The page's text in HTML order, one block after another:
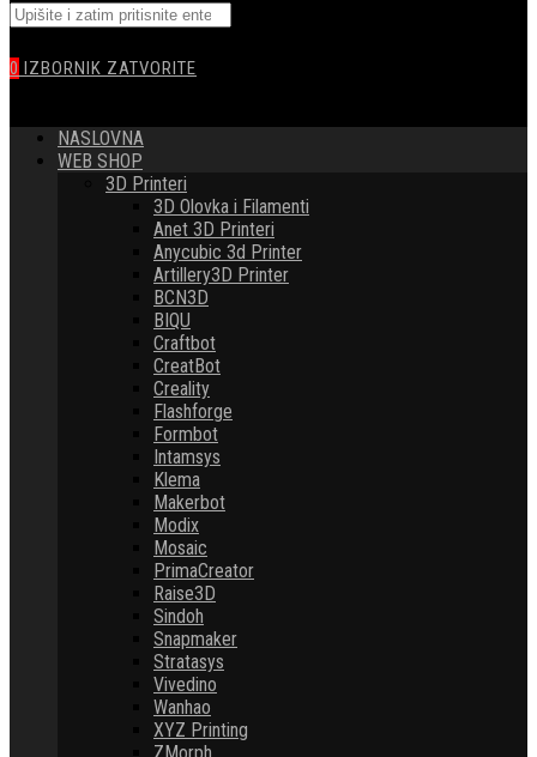
WEBSITE
Pretražite
ovu
web
stranicu
0 IZBORNIK ZATVORITE
NASLOVNA
WEB SHOP
3D Printeri
3D Olovka i Filamenti
Anet 3D Printeri
Anycubic 3d Printer
Artillery3D Printer
BCN3D
BIQU
Craftbot
CreatBot
Creality
Flashforge
Formbot
Intamsys
Klema
Makerbot
Modix
Mosaic
PrimaCreator
Raise3D
Sindoh
Snapmaker
Stratasys
Vivedino
Wanhao
XYZ Printing